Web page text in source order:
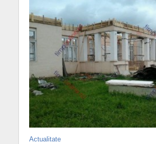
Actualitate